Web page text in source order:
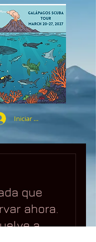
Iniciar sesión
que
ahora.
a